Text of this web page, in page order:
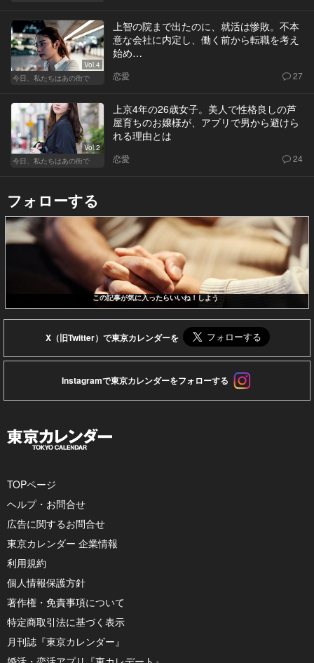
Vol.4
今日、私たちはあの街で
上智の院まで出たのに、就活は惨敗。不本
意な会社に内定し、働く前から転職を考え
始め…
恋愛 27
Vol.2
今日、私たちはあの街で
上京4年の26歳女子。美人で性格良しの芦
屋育ちのお嬢様が、アプリで男から避けら
れる理由とは
恋愛 24
フォローする
この記事が気に入ったらいいね！しよう
X（旧Twitter）で東京カレンダーを
Instagramで東京カレンダーをフォローする
TOPページ
ヘルプ・お問合せ
広告に関するお問合せ
東京カレンダー 企業情報
利用規約
個人情報保護方針
著作権・免責事項について
特定商取引法に基づく表示
月刊誌『東京カレンダー』